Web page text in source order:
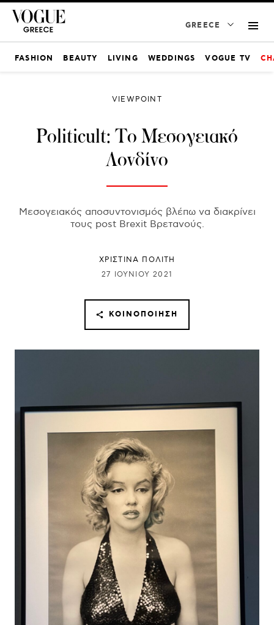
GREECE
FASHION BEAUTY LIVING WEDDINGS VOGUE TV
VIEWPOINT
Politicult: Το Μεσογειακό
Λονδίνο
Μεσογειακός αποσυντονισμός βλέπω να διακρίνει
τους post Brexit Βρετανούς.
ΧΡΙΣΤΙΝΑ ΠΟΛΙΤΗ
27 ΙΟΥΝΊΟΥ 2021
ΚΟΙΝΟΠΟΊΗΣΗ